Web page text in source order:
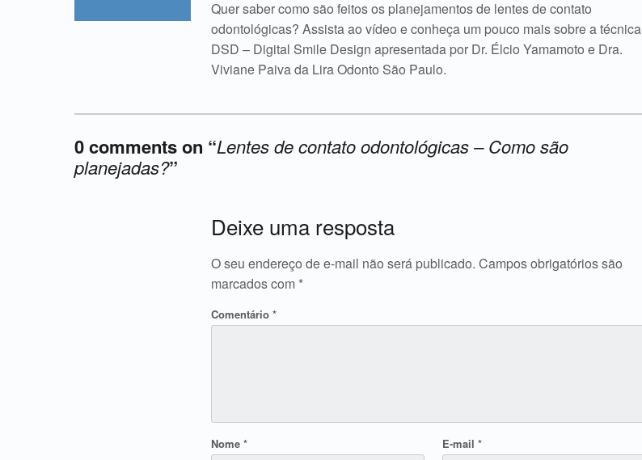
Quer saber como são feitos os planejamentos de lentes de contato
odontológicas? Assista ao vídeo e conheça um pouco mais sobre a técnica
DSD – Digital Smile Design apresentada por Dr. Élcio Yamamoto e Dra.
Viviane Paiva da Lira Odonto São Paulo.
0 comments on “Lentes de contato odontológicas – Como são
planejadas?”
Acrescente o seu comentário ↓
Deixe uma resposta
O seu endereço de e-mail não será publicado. Campos obrigatórios são
marcados com *
Comentário*
Nome* E-mail*